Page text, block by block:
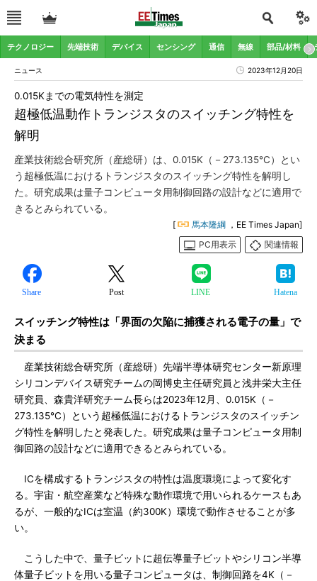
テクノロジー 先端技術 デバイス センシング 通信 無線 部品/材料
ニュース 2023年12月20日
超極低温動作トランジスタのスイッチング特性を
解明
0.015Kまでの電気特性を測定
産業技術総合研究所（産総研）は、0.015K（－273.135℃）とい
う超極低温におけるトランジスタのスイッチング特性を解明し
た。研究成果は量子コンピュータ用制御回路の設計などに適用で
きるとみられている。
[ 馬本隆綱 ，EE Times Japan]
PC用表示
関連情報
Share Post LINE Hatena
スイッチング特性は「界面の欠陥に捕獲される電子の量」で
決まる
産業技術総合研究所（産総研）先端半導体研究センター新原理
シリコンデバイス研究チームの岡博史主任研究員と浅井栄大主任
研究員、森貴洋研究チーム長らは2023年12月、0.015K（－
273.135℃）という超極低温におけるトランジスタのスイッチン
グ特性を解明したと発表した。研究成果は量子コンピュータ用制
御回路の設計などに適用できるとみられている。
ICを構成するトランジスタの特性は温度環境によって変化す
る。宇宙・航空産業など特殊な動作環境で用いられるケースもあ
るが、一般的なICは室温（約300K）環境で動作させることが多
い。
こうした中で、量子ビットに超伝導量子ビットやシリコン半導
体量子ビットを用いる量子コンピュータは、制御回路を4K（－